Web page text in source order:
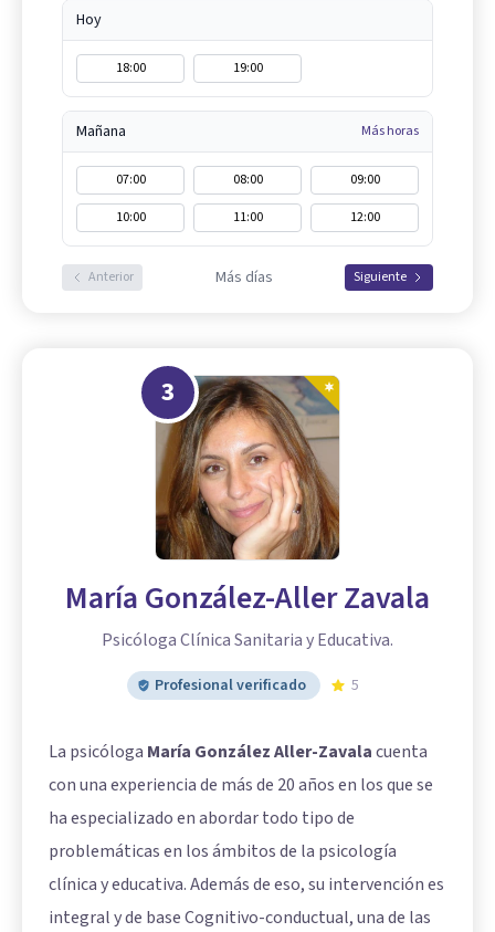
Hoy
18:00 19:00
Mañana Más horas
07:00 08:00
09:00
10:00
11:00 12:00
Anterior Más días Siguiente
3
María González-Aller Zavala
Psicóloga Clínica Sanitaria y Educativa.
Profesional verificado 5
La psicóloga María González Aller-Zavalacuenta
con una experiencia de más de 20 años en los que se
ha especializado en abordar todo tipo de
problemáticas en los ámbitos de la psicología
clínica y educativa. Además de eso, su intervención es
integral y de base Cognitivo-conductual, una de las